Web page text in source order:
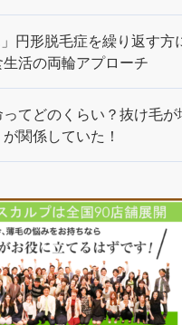
円形脱毛症を繰り返す方
活の両輪アプローチ
てどのくらい？抜け毛
関係していた！